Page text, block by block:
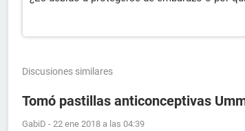
Discusiones similares
Tomó pastillas anticonceptivas
GabiD - 22 ene 2018 a las 04:39